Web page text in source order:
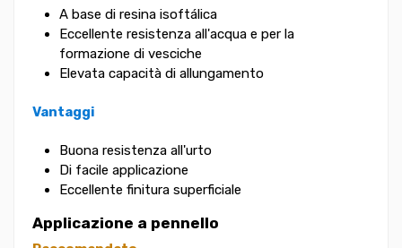
A base di resina isoftálica
Eccellente resistenza all'acqua e per la
formazione di vesciche
Elevata capacità di allungamento
Vantaggi
Buona resistenza all'urto
Di facile applicazione
Eccellente finitura superficiale
Applicazione a pennello